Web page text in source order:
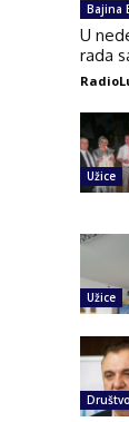
Bajina
U
rada
Užice
Užice
Društvo